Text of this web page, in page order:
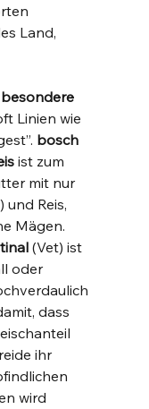
Land,
Linien wie
bosch
ist zum
mit nur
und Reis,
Mägen.
(Vet) ist
oder
dass
ihr
wird